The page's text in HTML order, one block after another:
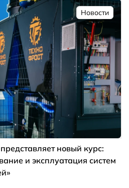
Новости
новый курс:
и эксплуатация систем